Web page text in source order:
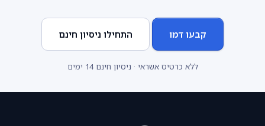
קבעו דמו התחילו ניסיון חינם
ללא כרטיס אשראי · ניסיון חינם 14 ימים